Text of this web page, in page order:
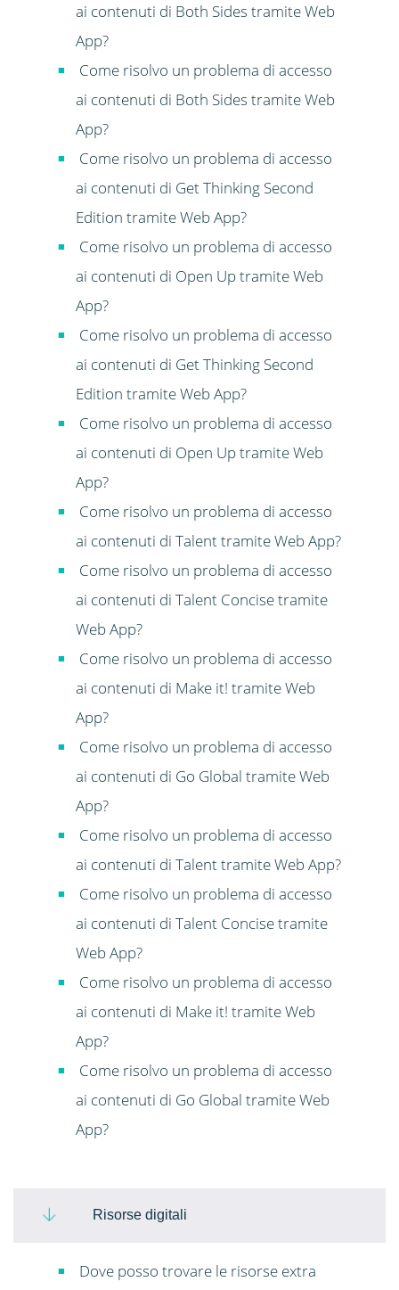
ai contenuti di Both Sides tramite Web
App?
Come risolvo un problema di accesso
ai contenuti di Both Sides tramite Web
App?
Come risolvo un problema di accesso
ai contenuti di Get Thinking Second
Edition tramite Web App?
Come risolvo un problema di accesso
ai contenuti di Open Up tramite Web
App?
Come risolvo un problema di accesso
ai contenuti di Get Thinking Second
Edition tramite Web App?
Come risolvo un problema di accesso
ai contenuti di Open Up tramite Web
App?
Come risolvo un problema di accesso
ai contenuti di Talent tramite Web App?
Come risolvo un problema di accesso
ai contenuti di Talent Concise tramite
Web App?
Come risolvo un problema di accesso
ai contenuti di Make it! tramite Web
App?
Come risolvo un problema di accesso
ai contenuti di Go Global tramite Web
App?
Come risolvo un problema di accesso
ai contenuti di Talent tramite Web App?
Come risolvo un problema di accesso
ai contenuti di Talent Concise tramite
Web App?
Come risolvo un problema di accesso
ai contenuti di Make it! tramite Web
App?
Come risolvo un problema di accesso
ai contenuti di Go Global tramite Web
App?
Risorse digitali
Dove posso trovare le risorse extra